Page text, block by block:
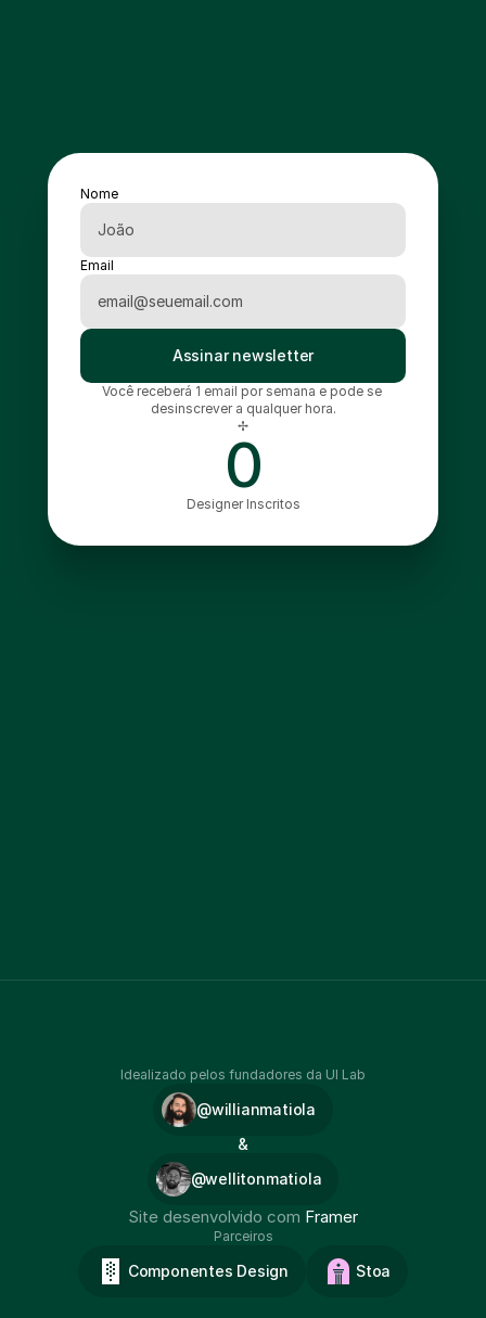
Nome
Email
Assinar newsletter
Você receberá 1 email por semana e pode se
desinscrever a qualquer hora.
✢
0
Designer Inscritos
Idealizado pelos fundadores da UI Lab
@willianmatiola
&
@wellitonmatiola
Site desenvolvido com Framer
Parceiros
Componentes Design Stoa